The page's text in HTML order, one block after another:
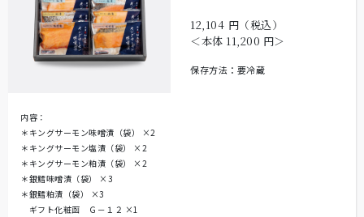
12,104 円（税込）
＜本体 11,200 円＞
保存方法：要冷蔵
内容：
＊キングサーモン味噌漬（袋）
×2
＊キングサーモン塩漬（袋）
×2
＊キングサーモン粕漬（袋）
×2
＊銀鱈味噌漬（袋）
×3
＊銀鱈粕漬（袋）
×3
ギフト化粧函 Ｇ－１２ ×1